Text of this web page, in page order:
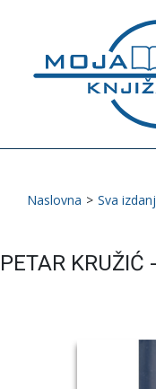
Naslovna > Sva
PETAR KRUŽIĆ